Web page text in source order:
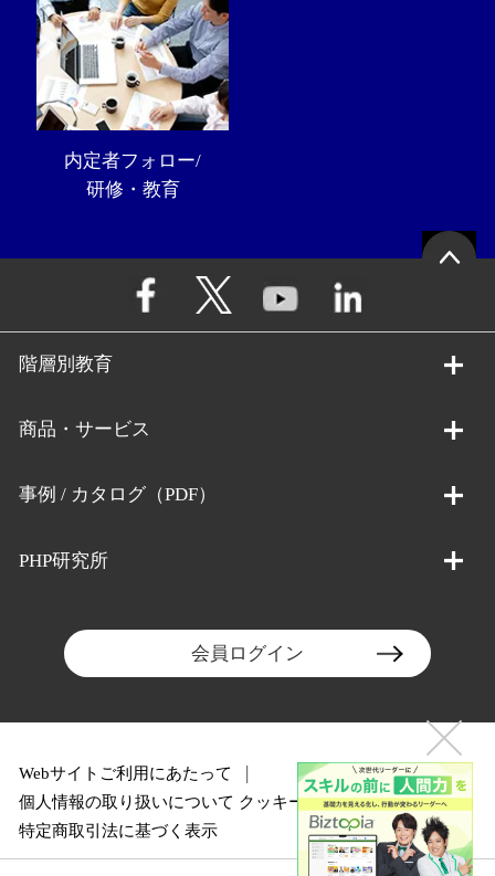
内定者フォロー/
研修・教育
階層別教育
商品・サービス
事例 / カタログ（PDF）
PHP研究所
会員ログイン
Webサイトご利用にあたって
個人情報の取り扱いについて クッキーポリシー
特定商取引法に基づく表示